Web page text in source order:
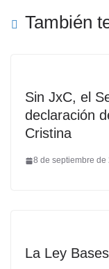
También
Sin JxC, el
declaración
Cristina
8 de septiembre de
La Ley